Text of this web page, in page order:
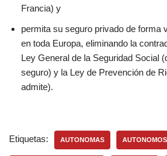
Francia) y
permita su seguro privado de forma
en toda Europa, eliminando la
Ley General de la Seguridad Social
seguro) y la Ley de Prevención de
admite).
Etiquetas: AUTONOMAS AUTONOMOS